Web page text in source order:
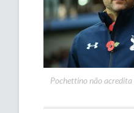
Pochettino não